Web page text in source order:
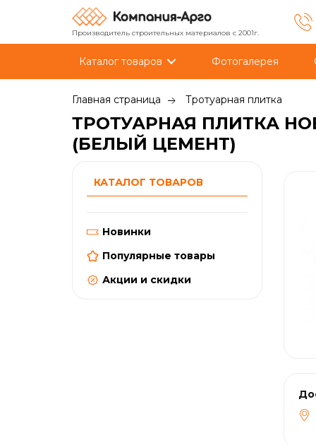
Производитель строительных материалов с 2001г.
Каталог товаров Фотогалерея
Главная страница Тротуарная плитка
ТРОТУАРНАЯ ПЛИТКА
(БЕЛЫЙ ЦЕМЕНТ)
КАТАЛОГ ТОВАРОВ
Новинки
Популярные товары
Акции и скидки